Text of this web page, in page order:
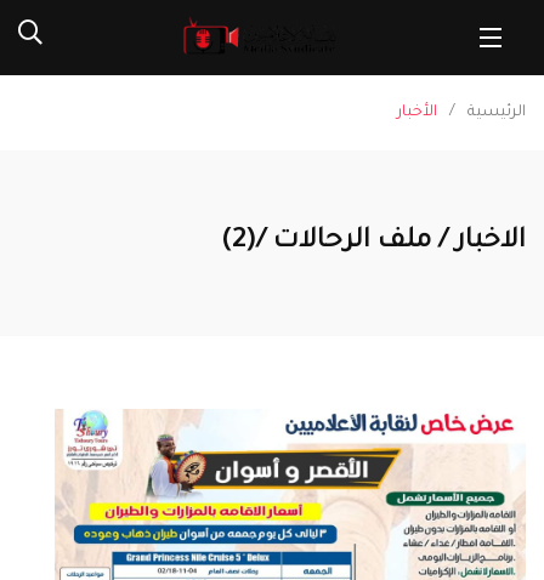
الرئيسية الأخبار
الاخبار / ملف الرحالات /(2)